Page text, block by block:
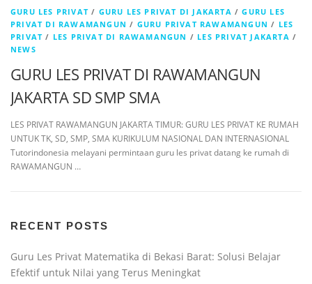
GURU LES PRIVAT / GURU LES PRIVAT DI JAKARTA /GURU LES
PRIVAT DI RAWAMANGUN / GURU PRIVAT RAWAMANGUN / LES
PRIVAT / LES PRIVAT DI RAWAMANGUN / LES PRIVAT JAKARTA /
NEWS
GURU LES PRIVAT DI RAWAMANGUN
JAKARTA SD SMP SMA
LES PRIVAT RAWAMANGUN JAKARTA TIMUR: GURU LES PRIVAT KE RUMAH
UNTUK TK, SD, SMP, SMA KURIKULUM NASIONAL DAN INTERNASIONAL
Tutorindonesia melayani permintaan guru les privat datang ke rumah di
RAWAMANGUN …
RECENT POSTS
Guru Les Privat Matematika di Bekasi Barat: Solusi Belajar
Efektif untuk Nilai yang Terus Meningkat